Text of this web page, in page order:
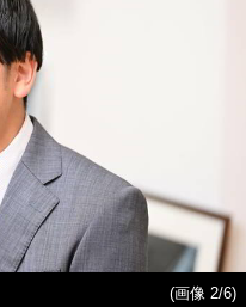
(画像 2/6)